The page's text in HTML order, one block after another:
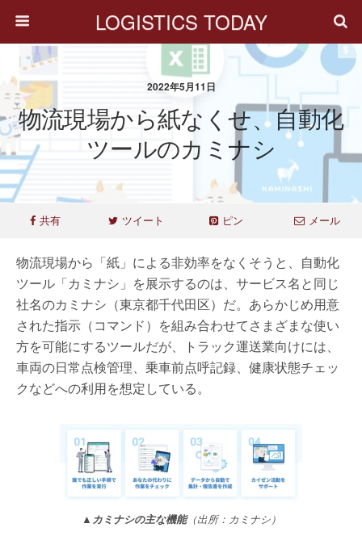
LOGISTICS TODAY
2022年5月11日
物流現場から紙なくせ、自動化
ツールのカミナシ
共有 ツイート ピン メール
物流現場から「紙」による非効率をなくそうと、自動化
ツール「カミナシ」を展示するのは、サービス名と同じ
社名のカミナシ（東京都千代田区）だ。あらかじめ用意
された指示（コマンド）を組み合わせてさまざまな使い
方を可能にするツールだが、トラック運送業向けには、
車両の日常点検管理、乗車前点呼記録、健康状態チェッ
クなどへの利用を想定している。
▲カミナシの主な機能（出所：カミナシ）